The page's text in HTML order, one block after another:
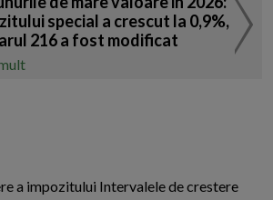
special a crescut la 0,9%,
216 a fost modificat
a impozitului Intervalele de crestere